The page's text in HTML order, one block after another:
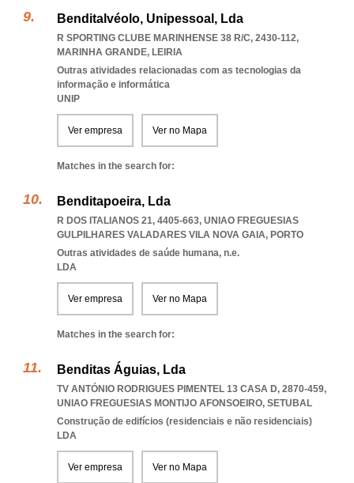
Benditalvéolo, Unipessoal, Lda
R SPORTING CLUBE MARINHENSE 38 R/C, 2430-112,
MARINHA GRANDE, LEIRIA
Outras atividades relacionadas com as tecnologias da
informação e informática
UNIP
Ver empresa Ver no Mapa
Matches in the search for:
Benditapoeira, Lda
R DOS ITALIANOS 21, 4405-663, UNIAO FREGUESIAS
GULPILHARES VALADARES VILA NOVA GAIA, PORTO
Outras atividades de saúde humana, n.e.
LDA
Ver empresa Ver no Mapa
Matches in the search for:
Benditas Águias, Lda
TV ANTÓNIO RODRIGUES PIMENTEL 13 CASA D, 2870-459,
UNIAO FREGUESIAS MONTIJO AFONSOEIRO, SETUBAL
Construção de edifícios (residenciais e não residenciais)
LDA
Ver empresa Ver no Mapa